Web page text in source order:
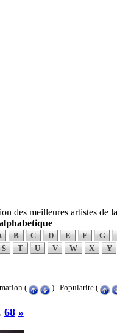
des meilleures artistes
B C D E F G
S T U V W X Y
( ) Popularite (
68 »